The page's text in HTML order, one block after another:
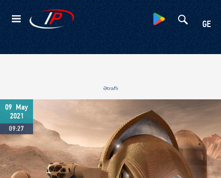
GE
Kateqoriyalar
Ətraflı
09
May
2021
09:27